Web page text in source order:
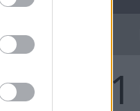
1